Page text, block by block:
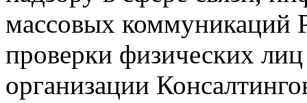
массовых коммуникаций
проверки физических
организации